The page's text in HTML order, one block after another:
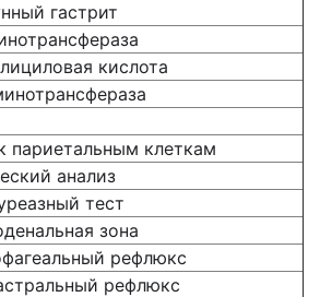
гастрит
кислота
париетальным клеткам
анализ
тест
зона
рефлюкс
рефлюкс